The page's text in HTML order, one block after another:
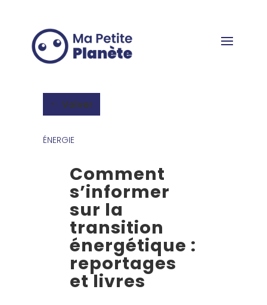
Volver
ÉNERGIE
Comment
s’informer
sur la
transition
énergétique :
reportages
et livres